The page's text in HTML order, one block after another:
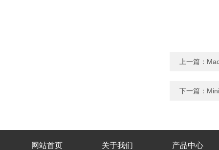
上一篇：
下一篇：
网站首页 关于我们 产品中心